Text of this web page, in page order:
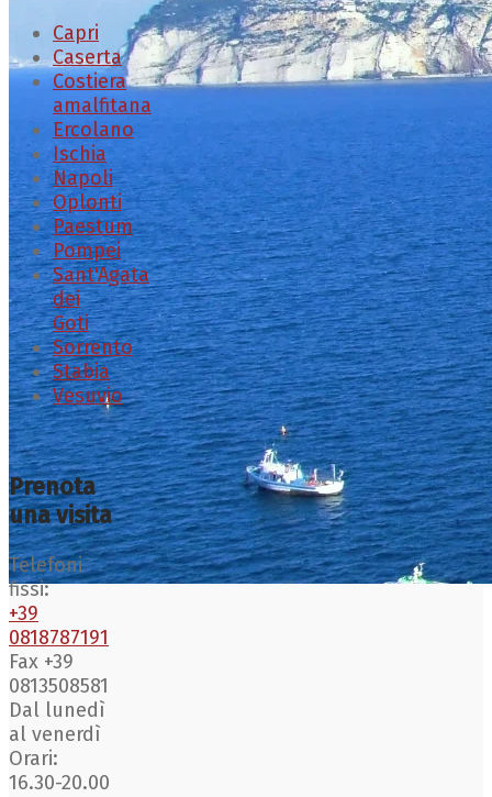
Capri
Caserta
Costiera
amalfitana
Ercolano
Ischia
Napoli
Oplonti
Paestum
Pompei
Sant'Agata
dei
Goti
Sorrento
Stabia
Vesuvio
Prenota
una visita
Telefoni
fissi:
+39
0818787191
Fax +39
0813508581
Dal lunedì
al venerdì
Orari:
16.30-20.00